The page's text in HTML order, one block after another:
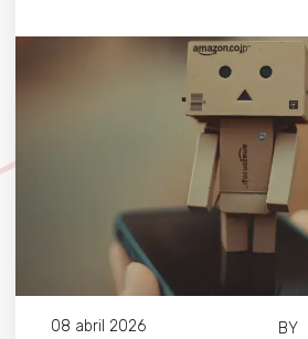
08 abril 2026 BY